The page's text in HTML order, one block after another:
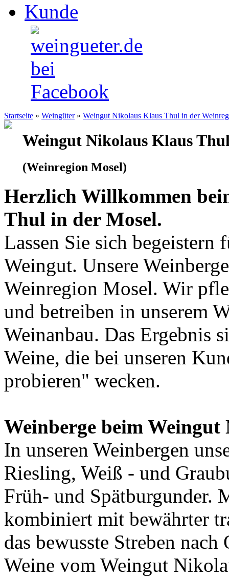
Kunde
Startseite » Weingüter » Weingut Nikolaus Klaus Thul in der
Weingut Nikolaus Klaus
(Weinregion Mosel)
Herzlich Willkommen
Thul in der Mosel.
Lassen Sie sich begeistern
Weingut. Unsere
Weinregion Mosel. Wir
und betreiben in unserem
Weinanbau. Das Ergebnis
Weine, die bei unseren
probieren" wecken.
Weinberge beim
In unseren Weinbergen
Riesling, Weiß - und
Früh- und Spätburgunder.
kombiniert mit bewährter
das bewusste Streben
Weine vom Weingut